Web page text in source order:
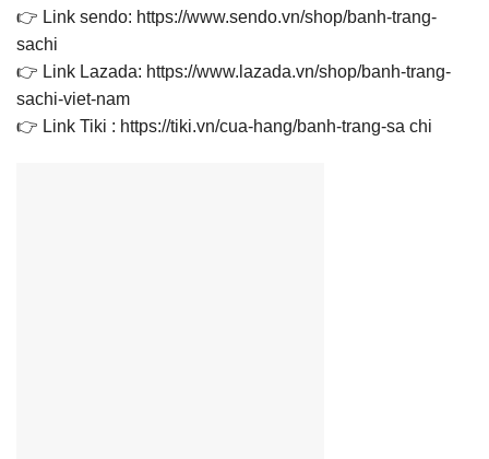
👉 Link sendo: https://www.sendo.vn/shop/banh-trang-
sachi
👉 Link Lazada: https://www.lazada.vn/shop/banh-trang-
sachi-viet-nam
👉 Link Tiki : https://tiki.vn/cua-hang/banh-trang-sa chi